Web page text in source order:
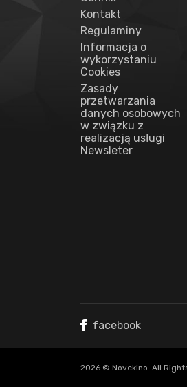
Kontakt
Regulaminy
Informacja o
wykorzystaniu
Cookies
Zasady
przetwarzania
danych osobowych
w związku z
realizacją usługi
Newsleter
facebook
2026 © Novekino. All